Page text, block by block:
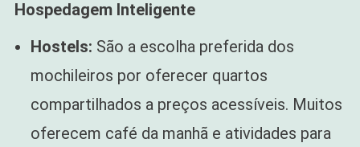
Hospedagem Inteligente
Hostels: São a escolha preferida dos
mochileiros por oferecer quartos
compartilhados a preços acessíveis. Muitos
oferecem café da manhã e atividades para